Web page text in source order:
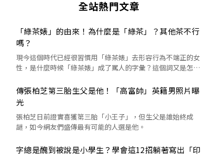
全站熱門文章
「綠茶婊」的由來！為什麼是「綠茶」？其他茶不行
嗎？
現今這個時代已經很習慣用「綠茶婊」去形容行為不端正的女
性，是什麼時候「綠茶婊」成了罵人的字彙？這個詞又是怎麼
傳張柏芝第三胎生父是他！「高富帥」英籍男照片曝
光
張柏芝日前證實喜獲第三胎「小王子」，但生父是誰始終成
謎，如今網友們盛傳最有可能的人選是他。
字總是醜到被說是小學生？學會這12招躺著寫出「印